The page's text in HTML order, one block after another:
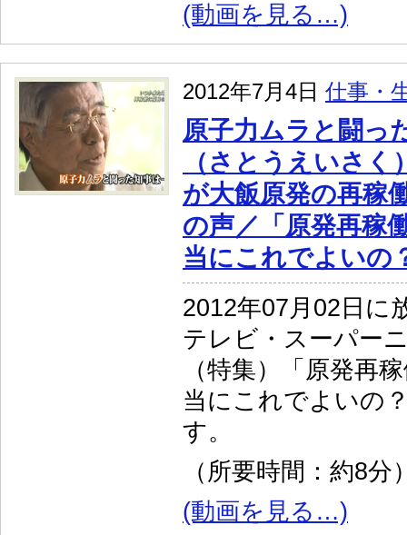
(動画を見る…)
2012年7月4日 仕事・
原子力ムラと闘っ
（さとうえいさく
が大飯原発の再稼
の声／「原発再稼
当にこれでよいの
2012年07月02日に
テレビ・スーパー
（特集）「原発再
当にこれでよいの
す。
（所要時間：約8分
(動画を見る…)